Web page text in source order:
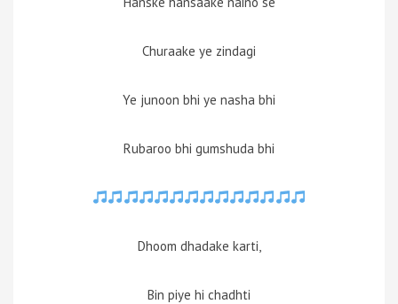
Churaake ye zindagi
Ye junoon bhi ye nasha bhi
Rubaroo bhi gumshuda bhi
Dhoom dhadake karti,
Bin piye hi chadhti